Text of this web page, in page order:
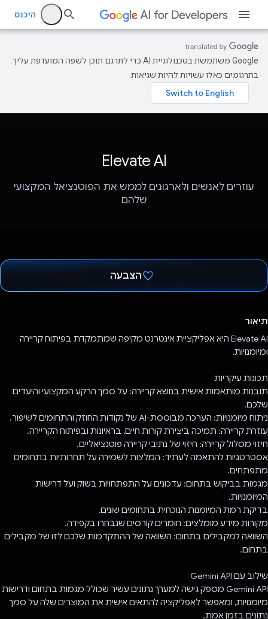
היכנס
‫Google משתמשת בטכנולוגיית AI כדי לתרגם תוכן לשפה המועדפת עליך.
בתרגומים כאלו עשויות להיות שגיאות.
Elevate AI
עוזרים לאנשים ולארגונים לממש את הפוטנציאל המקצועי
שלהם
הצבעה
תיאור
Elevate AI היא אפליקציית אינטרנט מקיפה שמתמקדת בפיתוח קריירה
ומיומנויות.
תכונות עיקריות
תובנות מותאמות אישית בנושא קריירה: על סמך הרקע המקצועי והיעדים
שלכם.
ניתוח מיומנויות: הערכה מבוססת-AI של נקודות החוזק והתחומים לשיפור.
עוזרת קריירה: תמיכה ביצירת קורות חיים, בראיונות ובפיתוח הקריירה.
חיזוי מסלול קריירה: חיזוי של נתיבי קריירה פוטנציאליים.
אסטרטגיות להתאמה לעתיד: המלצות לשמירה על תחרותיות בתחומים
מתפתחים.
מגמות בביקוש בתחום: עדכונים על התפתחויות בשוק ועל דרישות
המיומנויות.
בדיקת רמת המיומנות הנוכחית בתחומים שונים.
מקורות מידע מומלצים: חומרים קורסים שנבחרו בקפידה.
השוואה למקבילים בתחום: השוואה של ההתקדמות שלכם לזו של מקבילים
בתחום.
שילוב עם Gemini API
Gemini API מספק גישה למערך נתונים עשיר שכולל מגמות בתחום ודרישות
מיומנויות, ומאפשר לאפליקציה להתאים אישית את המוצרים שלה על סמך
נתונים בזמן אמת.